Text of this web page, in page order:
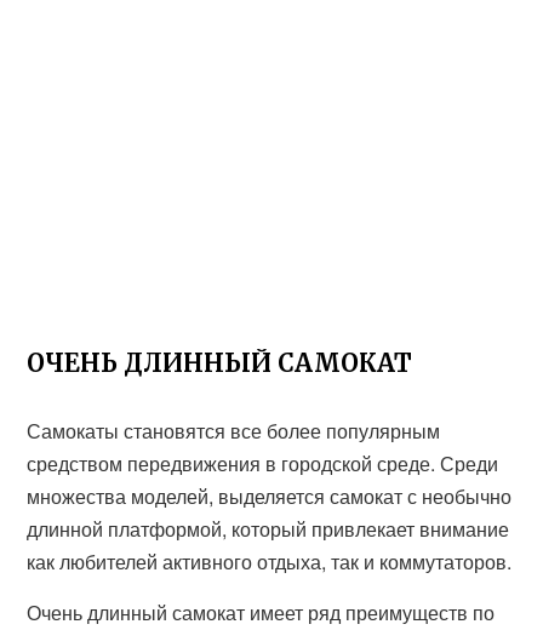
ОЧЕНЬ ДЛИННЫЙ САМОКАТ
Самокаты становятся все более популярным
средством передвижения в городской среде. Среди
множества моделей, выделяется самокат с необычно
длинной платформой, который привлекает внимание
как любителей активного отдыха, так и коммутаторов.
Очень длинный самокат имеет ряд преимуществ по